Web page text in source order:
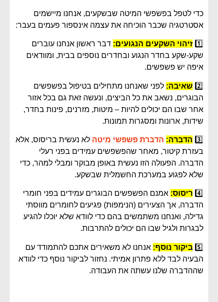
כדי לטפל בפשפשי המיטה שבשקעים, אנחנו מיישמים
אסטרטגיה שכבר הוכיחה את עצמה אינספור פעמים בעבר:
1️⃣ זיהוי השקעים הנגועים: דבר ראשון אנחנו עוברים
שקע-שקע בחדר הנגוע ובחדרים נוספים בבית, ומוודאים
איפה יש פשפשים.
2️⃣ שאיבה: לפני שאנחנו מתחילים בטיפול בפשפשים
הבוגרים, נשאב את כל הביצים, ונעשה זאת גם בכל אזור
אחר שבו הם יכולים להיות – מיטות, מזרנים, פינות בחדר,
שידות, ארונות ומסגרות תמונות.
3️⃣ הדברה: הדברת פשפשי מיטה לא נעשית בריסוס, אלא
בעזרת קיטור, מאחר שהפשפשים עמידים בפני רעלי
הדברה. הפעולה הזו נעשית באופן מבוקר ומבלי למהר, כדי
שלא לפגוע במערכת החשמלית שבשקע.
4️⃣ ריסוס: אמנם הפשפשים הבוגרים עמידים בפני חומרי
הדברה, אך הצעירים (הנימפות) פגיעים לחומרים מווסתי
גדילה, ואנחנו משתמשים בהם כדי לוודא שלא יוכלו להגיע
לבגרות ולגיל שבו הם יכולים להתרבות.
5️⃣ ביקור נוסף: אנחנו לא משאירים אתכם להתמודד עם
הבעיה לבד ללא פתרון אמיתי. נחזור לביקור נוסף כדי לוודא
שההדברה שלנו עשתה את העבודה.